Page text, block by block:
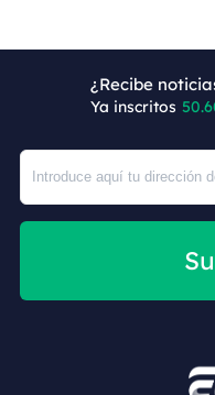
¿Recibe
Ya inscritos